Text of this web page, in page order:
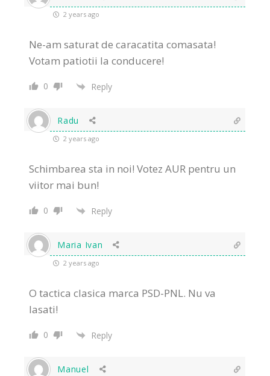
2 years ago
Ne-am saturat de caracatita comasata!
Votam patiotii la conducere!
0 Reply
Radu
2 years ago
Schimbarea sta in noi! Votez AUR pentru un
viitor mai bun!
0 Reply
Maria Ivan
2 years ago
O tactica clasica marca PSD-PNL. Nu va
lasati!
0 Reply
Manuel